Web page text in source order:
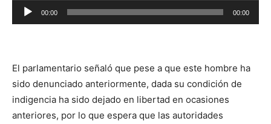
Reproductor
de
00:00 00:00
El parlamentario señaló que pese a que este hombre ha
sido denunciado anteriormente, dada su condición de
indigencia ha sido dejado en libertad en ocasiones
anteriores, por lo que espera que las autoridades